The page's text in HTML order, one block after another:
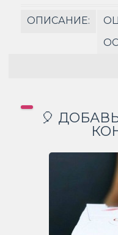
ОПИСАНИЕ:
🎈